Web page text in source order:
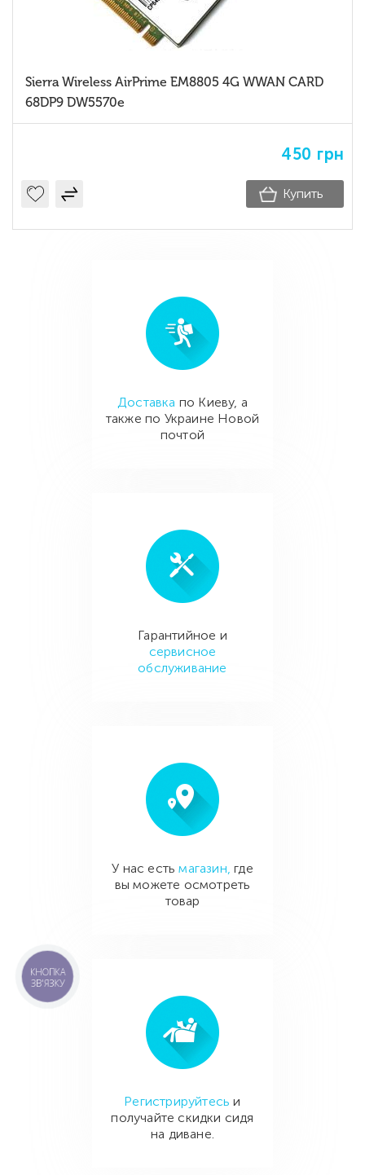
Sierra Wireless AirPrime EM8805 4G WWAN CARD
68DP9 DW5570e
450 грн
Купить
Доставка по Киеву, а
также по Украине Новой
почтой
Гарантийное и
сервисное
обслуживание
У нас естьмагазин, где
вы можете осмотреть
товар
Регистрируйтесь и
получайте скидки сидя
на диване.
КНОПКА
ЗВ'ЯЗКУ